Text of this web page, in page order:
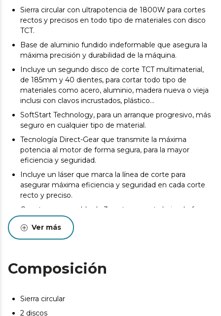
Sierra circular con ultrapotencia de 1800W para cortes
rectos y precisos en todo tipo de materiales con disco
TCT.
Base de aluminio fundido indeformable que asegura la
máxima precisión y durabilidad de la máquina.
Incluye un segundo disco de corte TCT multimaterial,
de 185mm y 40 dientes, para cortar todo tipo de
materiales como acero, aluminio, madera nueva o vieja
inclusi con clavos incrustados, plástico…
SoftStart Technology, para un arranque progresivo, más
seguro en cualquier tipo de material.
Tecnología Direct-Gear que transmite la máxima
potencia al motor de forma segura, para la mayor
eficiencia y seguridad.
Incluye un láser que marca la línea de corte para
asegurar máxima eficiencia y seguridad en cada corte
recto y preciso.
Cuenta con un cable de 3 metros para trabajar de forma
cómoda incluso en el corte de los tableros más grandes.
Incluye también un disco de corte de 185mm de
Permite el corte a inglete o bisel, con una profundidad
Ver más
Composición
Sierra circular
2 discos